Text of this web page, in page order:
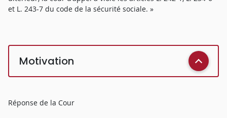
et L. 243-7 du code de la sécurité sociale. »
Motivation
Réponse de la Cour